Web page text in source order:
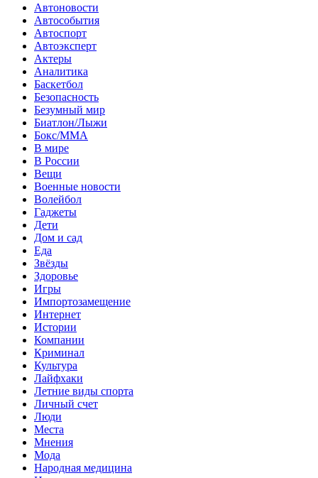
Автоновости
Автособытия
Автоспорт
Автоэксперт
Актеры
Аналитика
Баскетбол
Безопасность
Безумный мир
Биатлон/Лыжи
Бокс/MMA
В мире
В России
Вещи
Военные новости
Волейбол
Гаджеты
Дети
Дом и сад
Еда
Звёзды
Здоровье
Игры
Импортозамещение
Интернет
Истории
Компании
Криминал
Культура
Лайфхаки
Летние виды спорта
Личный счет
Люди
Места
Мнения
Мода
Народная медицина